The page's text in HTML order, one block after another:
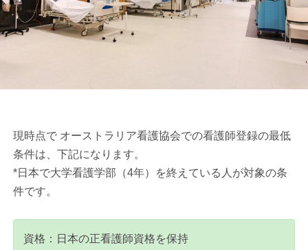
現時点で オーストラリア看護協会での看護師登録の最低
条件は、下記になります。
*日本で大学看護学部（4年）を終えている人が対象の条
件です。
資格：日本の正看護師資格を保持